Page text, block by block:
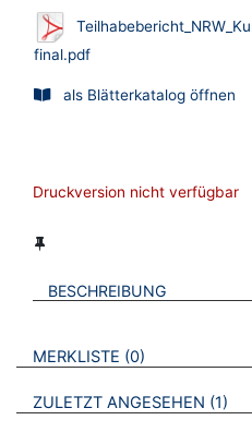
final.pdf
als Blätterkatalog öffnen
Druckversion nicht verfügbar
BESCHREIBUNG
VERWEISE AUF
MERKLISTE 0 BROSCHÜREN
ZULETZT ANGESEHEN 1